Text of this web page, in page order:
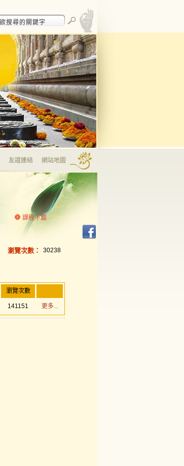
友誼連結 網站地圖
課程下載
瀏覽次數： 30238
瀏覽次數
141151 更多...